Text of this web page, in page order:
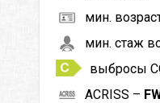
мин.
мин. стаж
выбросы
ACRISS –